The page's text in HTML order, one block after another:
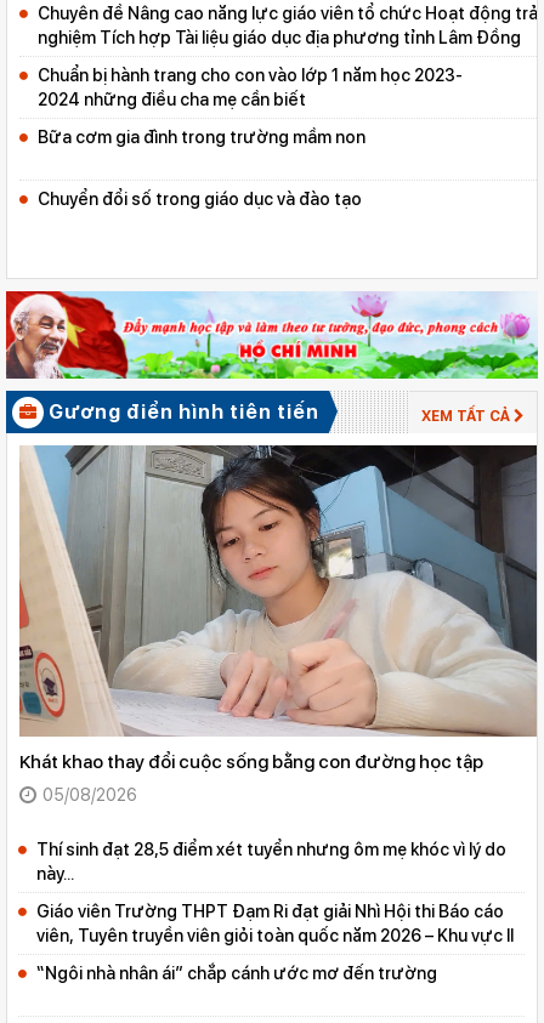
Chuyên đề Nâng cao năng lực giáo viên tổ chức Hoạt động trải
nghiệm Tích hợp Tài liệu giáo dục địa phương tỉnh Lâm Đồng
Chuẩn bị hành trang cho con vào lớp 1 năm học 2023-
2024 những điều cha mẹ cần biết
Bữa cơm gia đình trong trường mầm non
Chuyển đổi số trong giáo dục và đào tạo
Gương điển hình tiên tiến XEM TẤT CẢ
Khát khao thay đổi cuộc sống bằng con đường học tập
05/08/2026
Thí sinh đạt 28,5 điểm xét tuyển nhưng ôm mẹ khóc vì lý do
này...
Giáo viên Trường THPT Đạm Ri đạt giải Nhì Hội thi Báo cáo
viên, Tuyên truyền viên giỏi toàn quốc năm 2026 – Khu vực II
“Ngôi nhà nhân ái” chắp cánh ước mơ đến trường
XEM